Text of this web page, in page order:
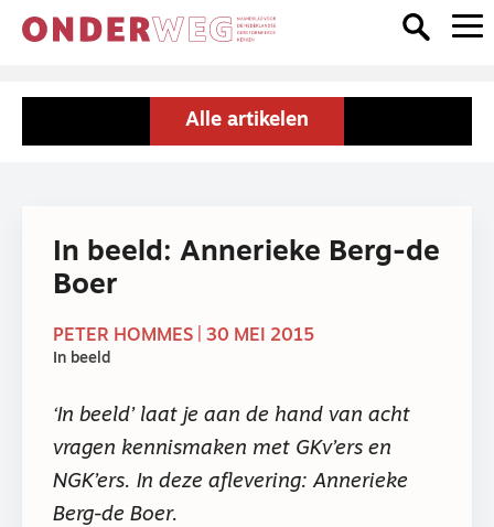
Alle artikelen
In beeld: Annerieke Berg-de
Boer
PETER HOMMES | 30 MEI 2015
In beeld
‘In beeld’ laat je aan de hand van acht
vragen kennismaken met GKv’ers en
NGK’ers. In deze aflevering: Annerieke
Berg-de Boer.